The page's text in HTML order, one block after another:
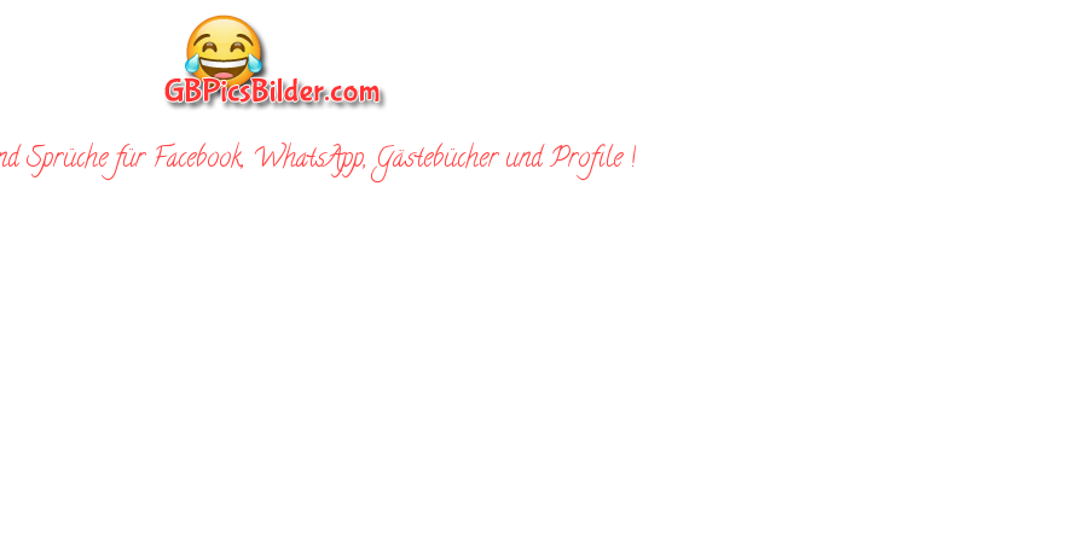
Sprüche für Facebook, WhatsApp, Gästebücher und Profile !